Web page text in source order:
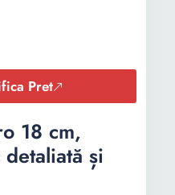
Pret
18 cm,
și